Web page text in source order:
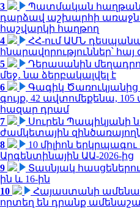
3
Պատմական
դարձավ աշխարհի
հաշվարկի հաղթող
4
ՀՀ-ում ԱՄՆ
հնարավորություններ՝
5
Դերասանին
մեջ․ նա ձերբակալվել է
6
Գագիկ
գույք, 42 ավտոմեքենա, 105
հազար դրամ
7
Սուրեն Պապիկյանի
ժամկետային
8
10 միլիոն
Արգենտինային ԱԱ-2026-ից
9
Տասնյակ հասցեներում
ին և 16-ին
10
Հայաստանի
որտեղ են դրանք